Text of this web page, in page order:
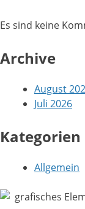
Es sind keine
Archive
August
Juli 2026
Kategorien
Allgemein